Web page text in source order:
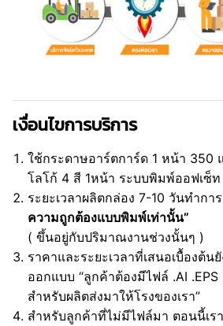
เงื่อนไขการบริการ
ใช้กระดาษอาร์ตการ์ด 1 หน้า 350
โลโก้ 4 สี 1หน้า ระบบพิมพ์ออฟเซ็ท
ระยะเวลาผลิตกล่อง 7-10 วันทำกา
ความถูกต้องแบบพิมพ์เท่านั้น”
( ขึ้นอยู่กับปริมาณงานช่วงนั้นๆ )
ราคาและระยะเวลาที่เสนอเบื้องต้น
ออกแบบ “ลูกค้าต้องมีไฟล์ .AI .EPS
สำหรับผลิตส่งมาให้โรงของเรา”
สำหรับลูกค้าที่ไม่มีไฟล์มา ตอนนี้เ